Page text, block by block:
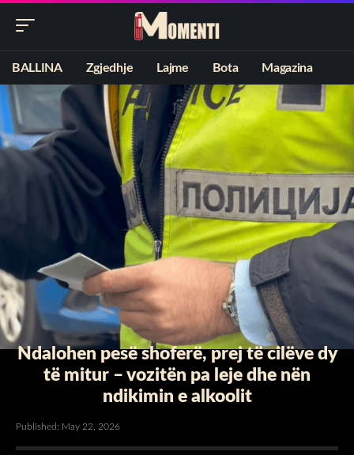
BALLINA Zgjedhje Lajme Bota Magazina
Ndalohen pesë shoferë, prej të cilëve dy
të mitur – vozitën pa leje dhe nën
ndikimin e alkoolit
Published: May 22, 2026